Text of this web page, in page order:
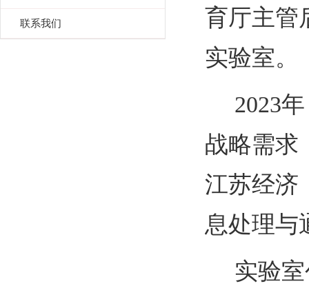
联系我们
育厅主管
实验室。
2023
战略需求
江苏经济
息处理与
实验